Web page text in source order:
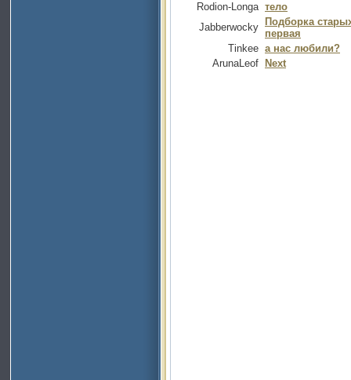
Rodion-Longa тело
Jabberwocky
Подборка
первая
Tinkee а нас любили?
ArunaLeof
Next